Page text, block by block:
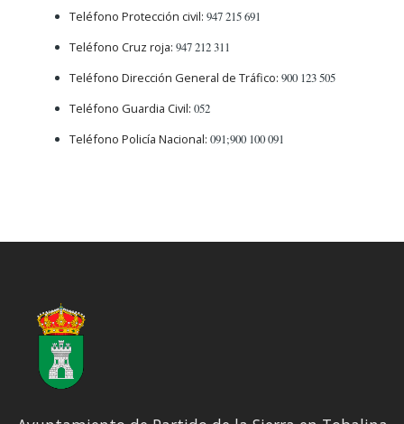
Teléfono Protección civil: 947 215 691
Teléfono Cruz roja: 947 212 311
Teléfono Dirección General de Tráfico: 900 123 505
Teléfono Guardia Civil: 052
Teléfono Policía Nacional: 091;900 100 091